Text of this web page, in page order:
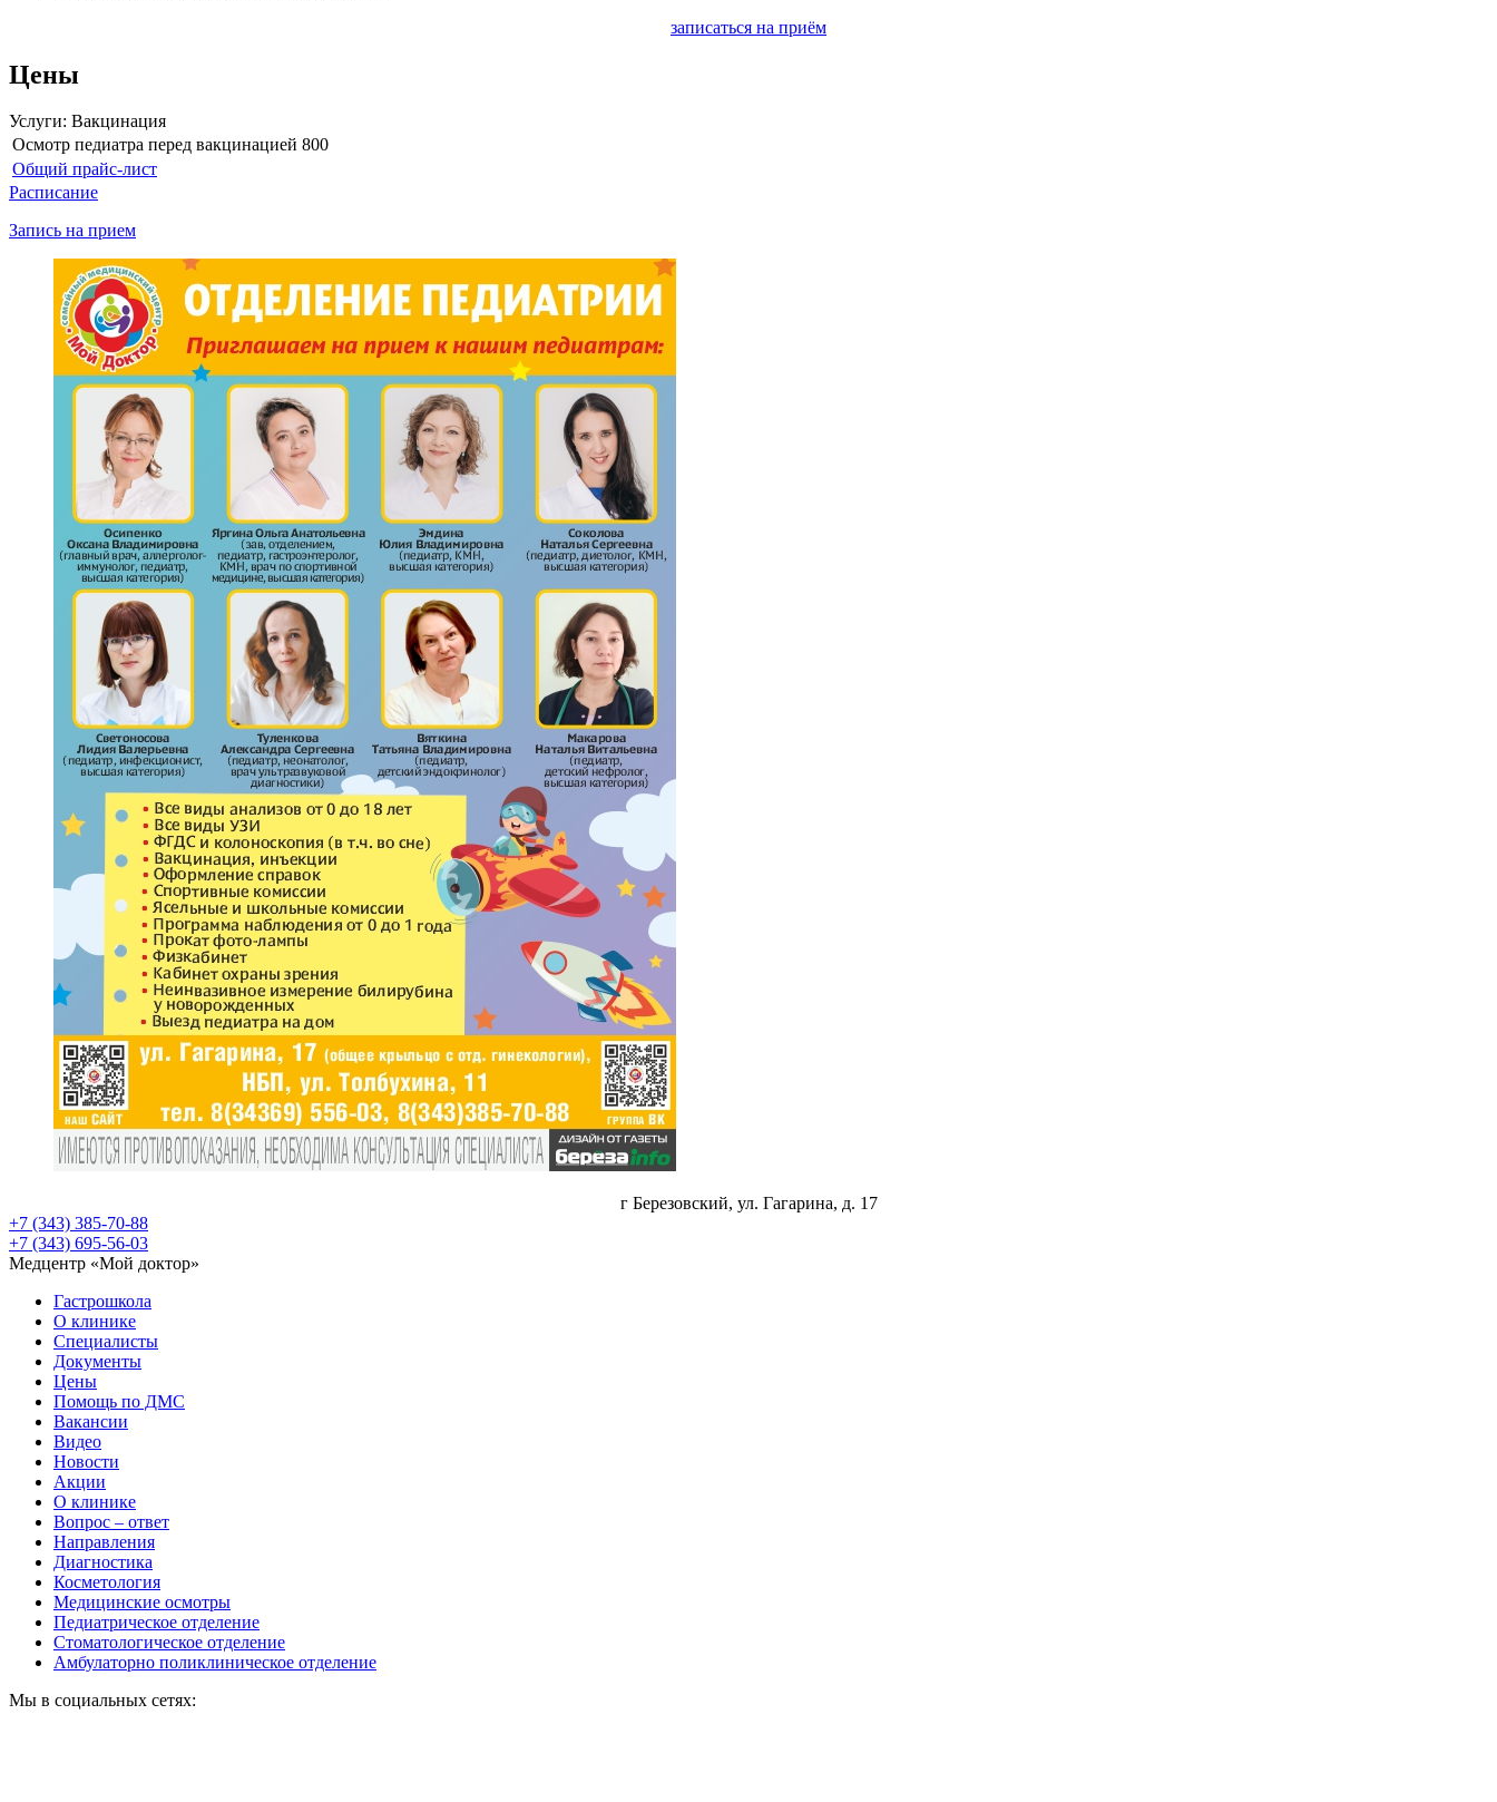
записаться на приём
Цены
Услуги: Вакцинация
Осмотр педиатра перед вакцинацией 800
Общий прайс-лист
Расписание
Запись на прием
г Березовский, ул. Гагарина, д. 17
+7 (343) 385-70-88
+7 (343) 695-56-03
Медцентр «Мой доктор»
Гастрошкола
О клинике
Специалисты
Документы
Цены
Помощь по ДМС
Вакансии
Видео
Новости
Акции
О клинике
Вопрос – ответ
Направления
Диагностика
Косметология
Медицинские осмотры
Педиатрическое отделение
Стоматологическое отделение
Амбулаторно поликлиническое отделение
Мы в социальных сетях: